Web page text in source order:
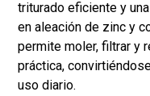
triturado eficiente y
en aleación de zinc y
permite moler, filtrar y
práctica,
uso diario.